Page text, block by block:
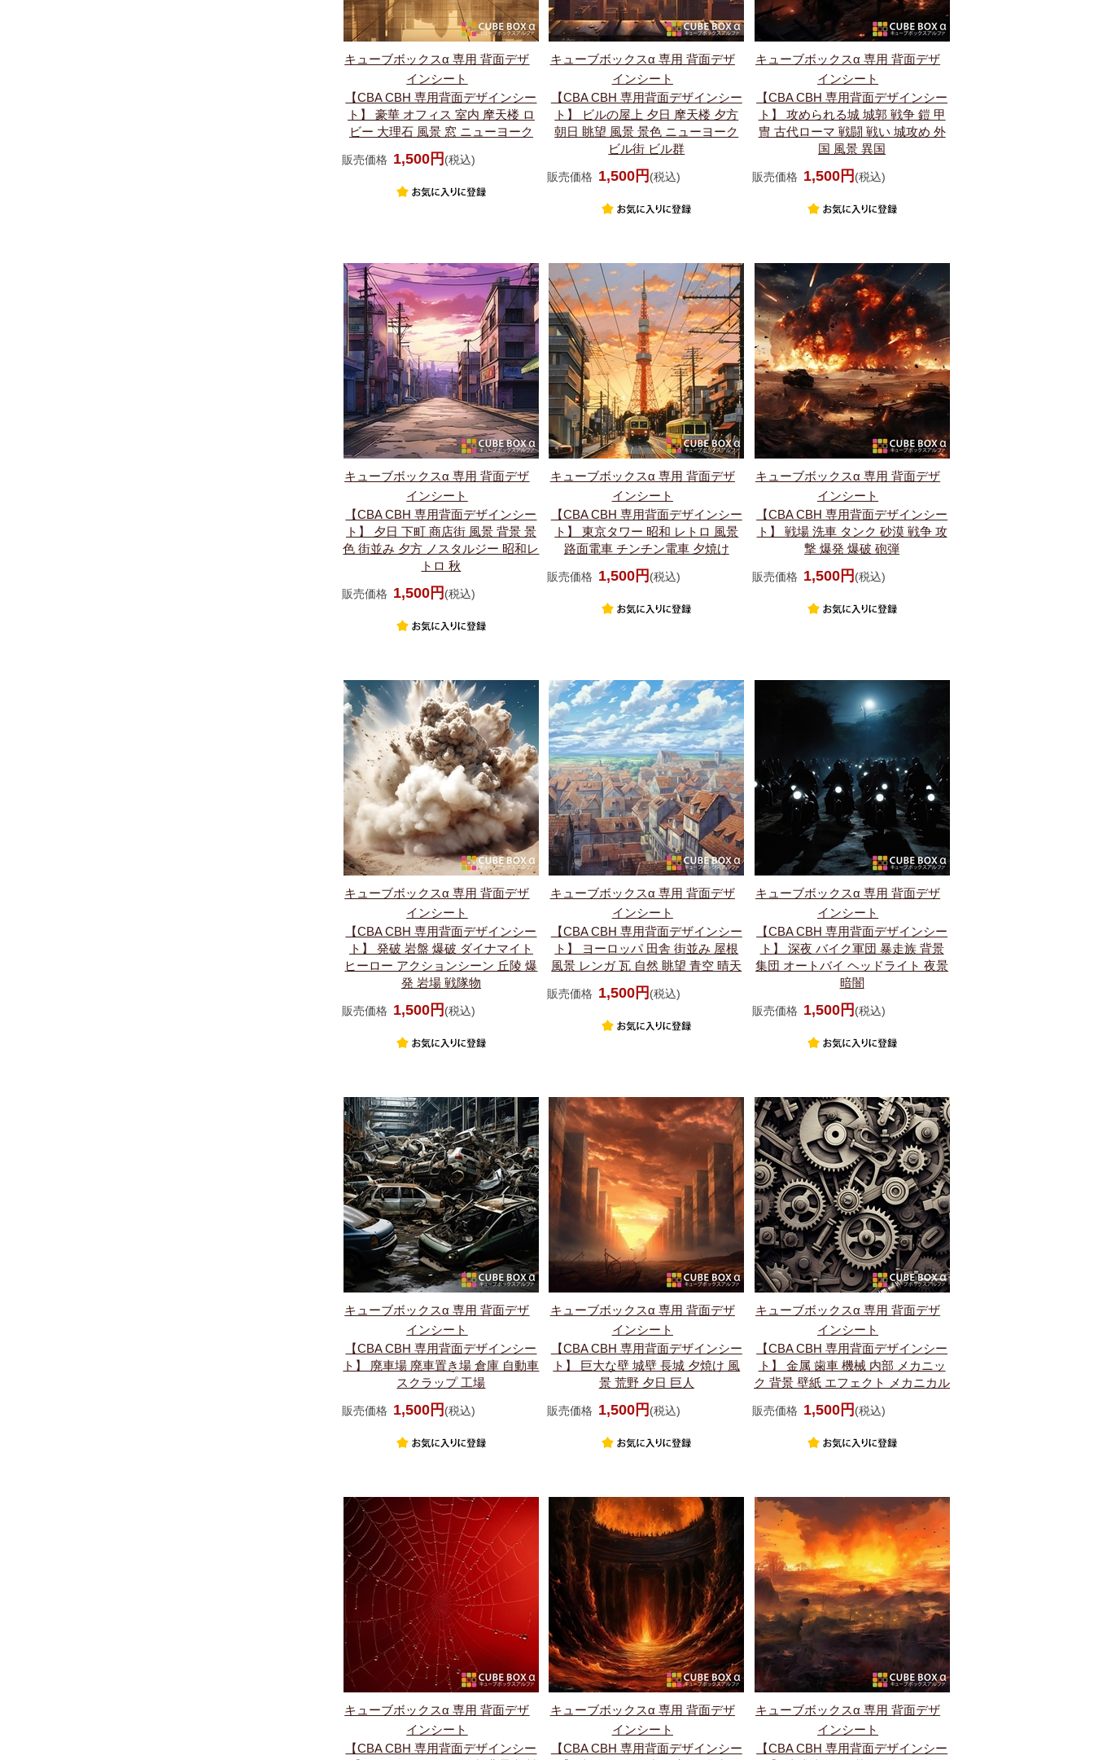
キューブボックスα 専用 背面デザ
インシート
【CBA CBH 専用背面デザインシー
ト】 豪華 オフィス 室内 摩天楼 ロ
ビー 大理石 風景 窓 ニューヨーク
販売価格 1,500円 (税込)
キューブボックスα 専用 背面デザ
インシート
【CBA CBH 専用背面デザインシー
ト】 ビルの屋上 夕日 摩天楼 夕方
朝日 眺望 風景 景色 ニューヨーク
ビル街 ビル群
販売価格 1,500円 (税込)
キューブボックスα 専用 背面デザ
インシート
【CBA CBH 専用背面デザインシー
ト】 攻められる城 城郭 戦争 鎧 甲
冑 古代ローマ 戦闘 戦い 城攻め 外
国 風景 異国
販売価格 1,500円 (税込)
キューブボックスα 専用 背面デザ
インシート
【CBA CBH 専用背面デザインシー
ト】 夕日 下町 商店街 風景 背景 景
色 街並み 夕方 ノスタルジー 昭和レ
トロ 秋
販売価格 1,500円 (税込)
キューブボックスα 専用 背面デザ
インシート
【CBA CBH 専用背面デザインシー
ト】 東京タワー 昭和 レトロ 風景
路面電車 チンチン電車 夕焼け
販売価格 1,500円 (税込)
キューブボックスα 専用 背面デザ
インシート
【CBA CBH 専用背面デザインシー
ト】 戦場 洗車 タンク 砂漠 戦争 攻
撃 爆発 爆破 砲弾
販売価格 1,500円 (税込)
キューブボックスα 専用 背面デザ
インシート
【CBA CBH 専用背面デザインシー
ト】 発破 岩盤 爆破 ダイナマイト
ヒーロー アクションシーン 丘陵 爆
発 岩場 戦隊物
販売価格 1,500円 (税込)
キューブボックスα 専用 背面デザ
インシート
【CBA CBH 専用背面デザインシー
ト】 ヨーロッパ 田舎 街並み 屋根
風景 レンガ 瓦 自然 眺望 青空 晴天
販売価格 1,500円 (税込)
キューブボックスα 専用 背面デザ
インシート
【CBA CBH 専用背面デザインシー
ト】 深夜 バイク軍団 暴走族 背景
集団 オートバイ ヘッドライト 夜景
暗闇
販売価格 1,500円 (税込)
キューブボックスα 専用 背面デザ
インシート
【CBA CBH 専用背面デザインシー
ト】 廃車場 廃車置き場 倉庫 自動車
スクラップ 工場
販売価格 1,500円 (税込)
キューブボックスα 専用 背面デザ
インシート
【CBA CBH 専用背面デザインシー
ト】 巨大な壁 城壁 長城 夕焼け 風
景 荒野 夕日 巨人
販売価格 1,500円 (税込)
キューブボックスα 専用 背面デザ
インシート
【CBA CBH 専用背面デザインシー
ト】 金属 歯車 機械 内部 メカニッ
ク 背景 壁紙 エフェクト メカニカル
販売価格 1,500円 (税込)
キューブボックスα 専用 背面デザ
インシート
【CBA CBH 専用背面デザインシー
キューブボックスα 専用 背面デザ
インシート
【CBA CBH 専用背面デザインシー
キューブボックスα 専用 背面デザ
インシート
【CBA CBH 専用背面デザインシー